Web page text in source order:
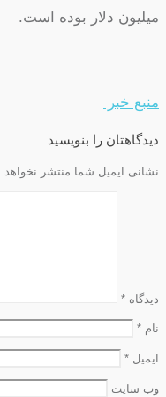
میلیون دلار بوده است.
منبع خبر
دیدگاهتان را بنویسید
نشانی ایمیل شما منتشر
دیدگاه *
نام *
ایمیل *
وب‌ سایت